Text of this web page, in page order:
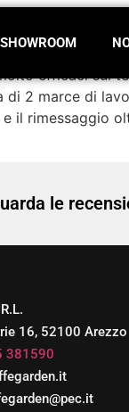
SHOWROOM
efficaci sui
di 2 marce di
il rimessaggio
le
16, 52100 Arezzo
381590